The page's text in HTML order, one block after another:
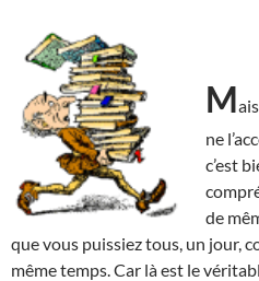
M
ne
c’est
de
que vous puissiez tous, un jour,
même temps. Car là est le